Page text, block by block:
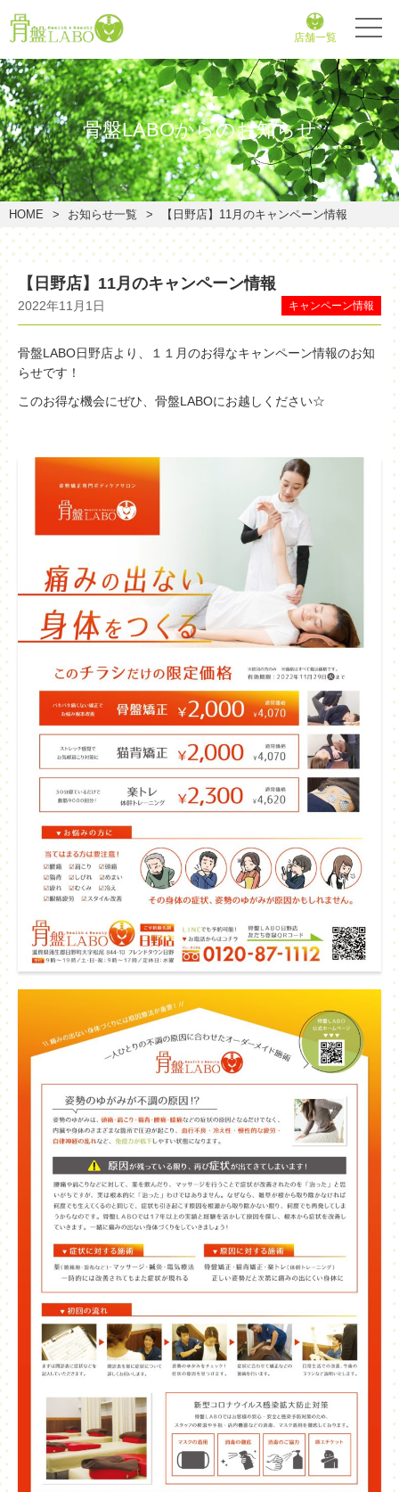
店舗一覧
骨盤LABOからのお知らせ
HOME お知らせ一覧 【日野店】11月のキャンペーン情報
【日野店】11月のキャンペーン情報
キャンペーン情報
2022年11月1日
骨盤LABO日野店より、１１月のお得なキャンペーン情報のお知
らせです！
このお得な機会にぜひ、骨盤LABOにお越しください☆